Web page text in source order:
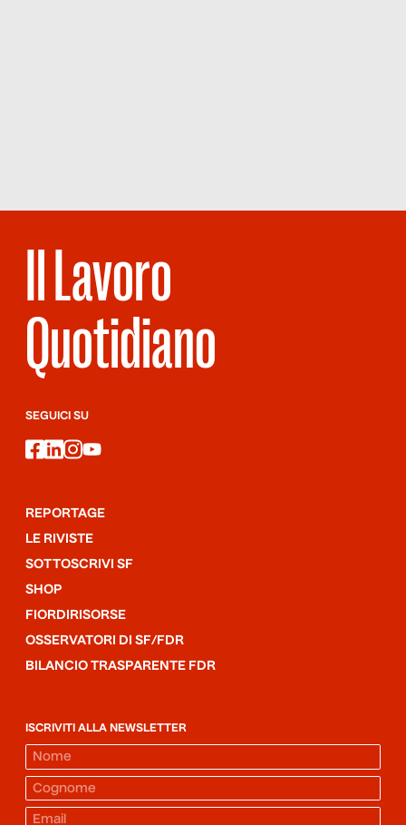
Il Lavoro
Quotidiano
SEGUICI SU
facebook
linkedin
instagram
youtube
REPORTAGE
LE RIVISTE
SOTTOSCRIVI SF
SHOP
FIORDIRISORSE
OSSERVATORI DI SF/FDR
BILANCIO TRASPARENTE FDR
ISCRIVITI ALLA NEWSLETTER